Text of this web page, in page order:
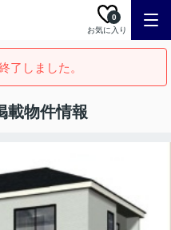
お気に入り
0
了しました。
載物件情報